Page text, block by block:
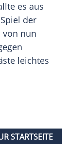
es aus
der
von nun
leichtes
STARTSEITE